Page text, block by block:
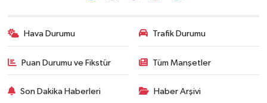
Hava Durumu Trafik Durumu
Puan Durumu ve Fikstür Tüm Manşetler
Son Dakika Haberleri Haber Arşivi